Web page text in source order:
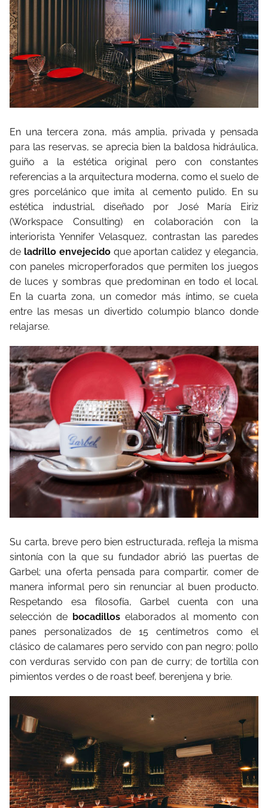
En una tercera zona, más amplia, privada y pensada
para las reservas, se aprecia bien la baldosa hidráulica,
guiño a la estética original pero con constantes
referencias a la arquitectura moderna, como el suelo de
gres porcelánico que imita al cemento pulido. En su
estética industrial, diseñado por José María Eiriz
(Workspace Consulting) en colaboración con la
interiorista Yennifer Velasquez, contrastan las paredes
de ladrillo envejecidoque aportan calidez y elegancia,
con paneles microperforados que permiten los juegos
de luces y sombras que predominan en todo el local.
En la cuarta zona, un comedor más íntimo, se cuela
entre las mesas un divertido columpio blanco donde
relajarse.
Su carta, breve pero bien estructurada, refleja la misma
sintonía con la que su fundador abrió las puertas de
Garbel; una oferta pensada para compartir, comer de
manera informal pero sin renunciar al buen producto.
Respetando esa filosofía, Garbel cuenta con una
selección de bocadillos elaborados al momento con
panes personalizados de 15 centímetros como el
clásico de calamares pero servido con pan negro; pollo
con verduras servido con pan de curry; de tortilla con
pimientos verdes o de roast beef, berenjena y brie.